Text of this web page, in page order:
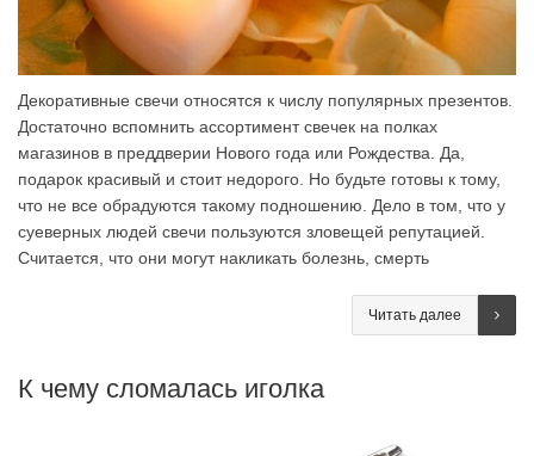
Декоративные свечи относятся к числу популярных презентов.
Достаточно вспомнить ассортимент свечек на полках
магазинов в преддверии Нового года или Рождества. Да,
подарок красивый и стоит недорого. Но будьте готовы к тому,
что не все обрадуются такому подношению. Дело в том, что у
суеверных людей свечи пользуются зловещей репутацией.
Считается, что они могут накликать болезнь, смерть
Читать далее
К чему сломалась иголка